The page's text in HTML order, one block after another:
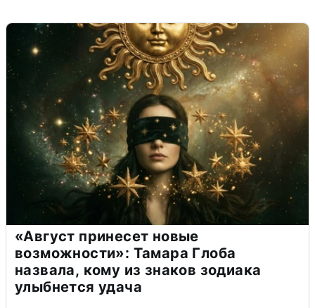
«Август принесет новые
возможности»: Тамара Глоба
назвала, кому из знаков зодиака
улыбнется удача